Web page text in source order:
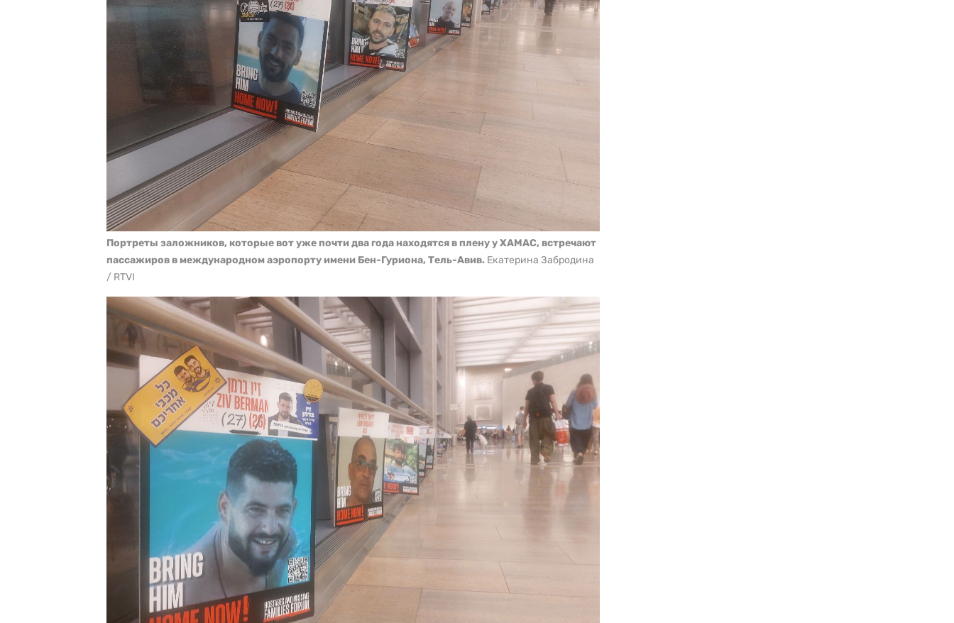
Портреты заложников, которые вот уже почти два года находятся в плену у ХАМАС, встречают
пассажиров в международном аэропорту имени Бен-Гуриона, Тель-Авив. Екатерина Забродина
/ RTVI